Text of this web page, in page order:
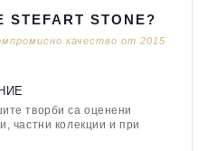
STONE?
качество от 2015
творби са оценени
частни колекции и при